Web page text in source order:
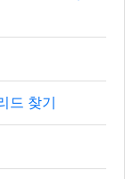
드 찾기